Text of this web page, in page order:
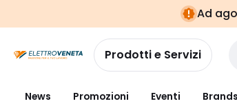
navigazionealla
pagina
Ad
Prodotti e Servizi
News Promozioni Eventi